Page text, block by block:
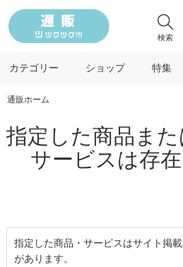
検索
カテゴリー ショップ 特集
通販ホーム
指定した商品また
サービスは存
指定した商品・サービスはサイト掲
があります。